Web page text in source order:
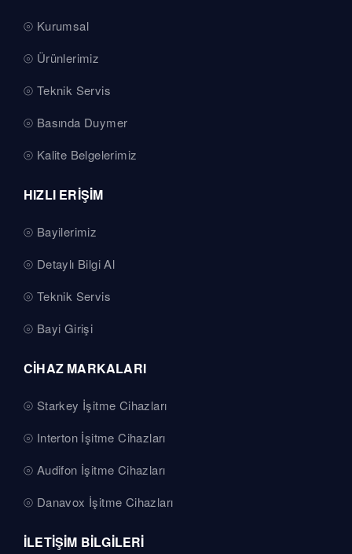
Kurumsal
Ürünlerimiz
Teknik Servis
Basında Duymer
Kalite Belgelerimiz
HIZLI ERİŞİM
Bayilerimiz
Detaylı Bilgi Al
Teknik Servis
Bayi Girişi
CİHAZ MARKALARI
Starkey İşitme Cihazları
Interton İşitme Cihazları
Audifon İşitme Cihazları
Danavox İşitme Cihazları
İLETİŞİM BİLGİLERİ